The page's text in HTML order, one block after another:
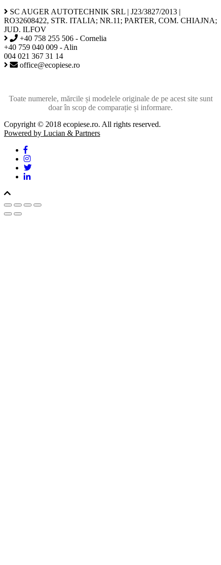
SC AUGER AUTOTECHNIK SRL | J23/3827/2013 |
RO32608422, STR. ITALIA; NR.11; PARTER, COM. CHIAJNA;
JUD. ILFOV
+40 758 255 506 - Cornelia
+40 759 040 009 - Alin
004 021 367 31 14
office@ecopiese.ro
Toate numerele, mărcile și modelele originale de pe acest site sunt
doar în scop de comparație și informare.
Copyright © 2018 ecopiese.ro. All rights reserved.
Powered by Lucian & Partners